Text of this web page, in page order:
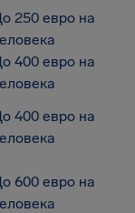
250 евро на
400 евро на
400 евро на
600 евро на